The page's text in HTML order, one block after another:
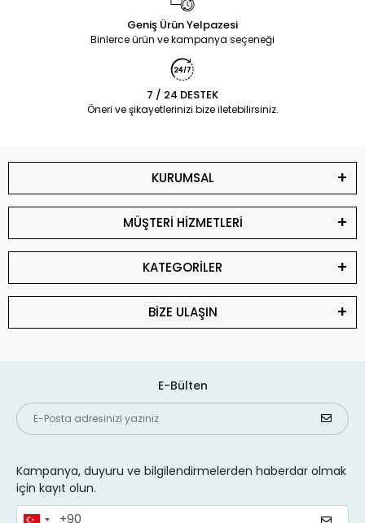
Geniş Ürün Yelpazesi
Binlerce ürün ve kampanya seçeneği
7 / 24 DESTEK
Öneri ve şikayetlerinizi bize iletebilirsiniz.
KURUMSAL
MÜŞTERİ HİZMETLERİ
KATEGORİLER
BİZE ULAŞIN
E-Bülten
Kampanya, duyuru ve bilgilendirmelerden haberdar olmak
için kayıt olun.